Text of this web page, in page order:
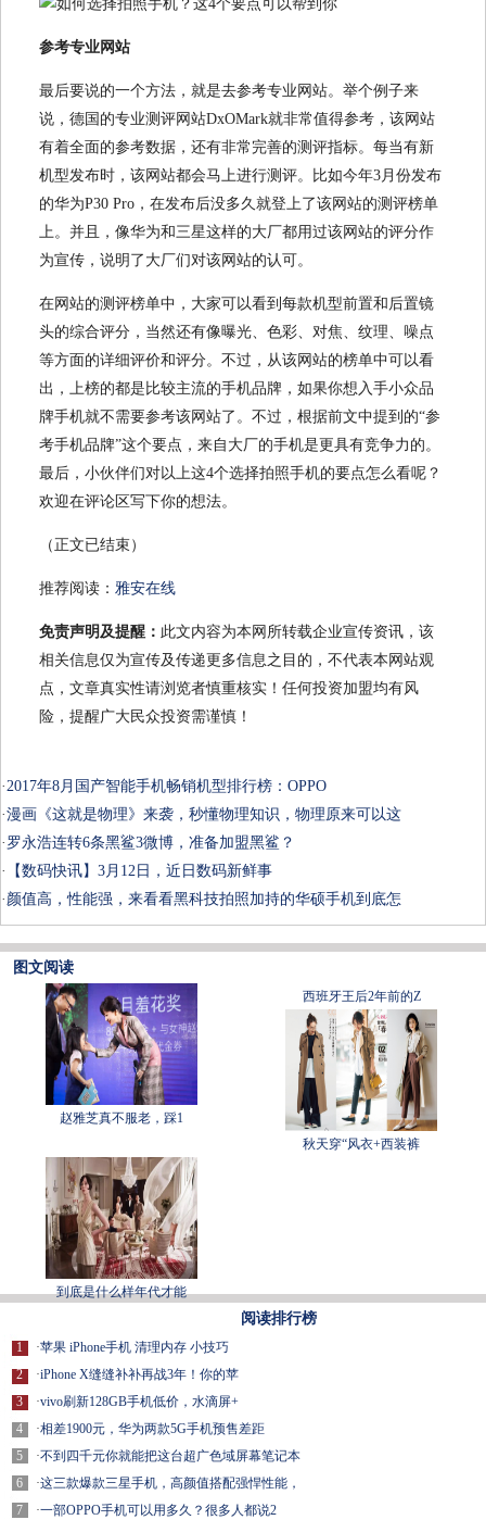
参考专业网站
最后要说的一个方法，就是去参考专业网站。举个例子来
说，德国的专业测评网站DxOMark就非常值得参考，该网站
有着全面的参考数据，还有非常完善的测评指标。每当有新
机型发布时，该网站都会马上进行测评。比如今年3月份发布
的华为P30 Pro，在发布后没多久就登上了该网站的测评榜单
上。并且，像华为和三星这样的大厂都用过该网站的评分作
为宣传，说明了大厂们对该网站的认可。
在网站的测评榜单中，大家可以看到每款机型前置和后置镜
头的综合评分，当然还有像曝光、色彩、对焦、纹理、噪点
等方面的详细评价和评分。不过，从该网站的榜单中可以看
出，上榜的都是比较主流的手机品牌，如果你想入手小众品
牌手机就不需要参考该网站了。不过，根据前文中提到的“参
考手机品牌”这个要点，来自大厂的手机是更具有竞争力的。
最后，小伙伴们对以上这4个选择拍照手机的要点怎么看呢？
欢迎在评论区写下你的想法。
（正文已结束）
推荐阅读： 雅安在线
免责声明及提醒： 此文内容为本网所转载企业宣传资讯，该
相关信息仅为宣传及传递更多信息之目的，不代表本网站观
点，文章真实性请浏览者慎重核实！任何投资加盟均有风
险，提醒广大民众投资需谨慎！
·2017年8月国产智能手机畅销机型排行榜：OPPO
·漫画《这就是物理》来袭，秒懂物理知识，物理原来可以这
· 罗永浩连转6条黑鲨3微博，准备加盟黑鲨？
·
【数码快讯】3月12日，近日数码新鲜事
· 颜值高，性能强，来看看黑科技拍照加持的华硕手机到底怎
图文阅读
赵雅芝真不服老，踩1
西班牙王后2年前的Z
秋天穿“风衣+西装裤
到底是什么样年代才能
阅读排行榜
1
2
3
4
5
6
7
·苹果 iPhone手机 清理内存 小技巧
·iPhone X缝缝补补再战3年！你的苹
·vivo刷新128GB手机低价，水滴屏+
·相差1900元，华为两款5G手机预售差距
·不到四千元你就能把这台超广色域屏幕笔记本
·这三款爆款三星手机，高颜值搭配强悍性能，
·一部OPPO手机可以用多久？很多人都说2